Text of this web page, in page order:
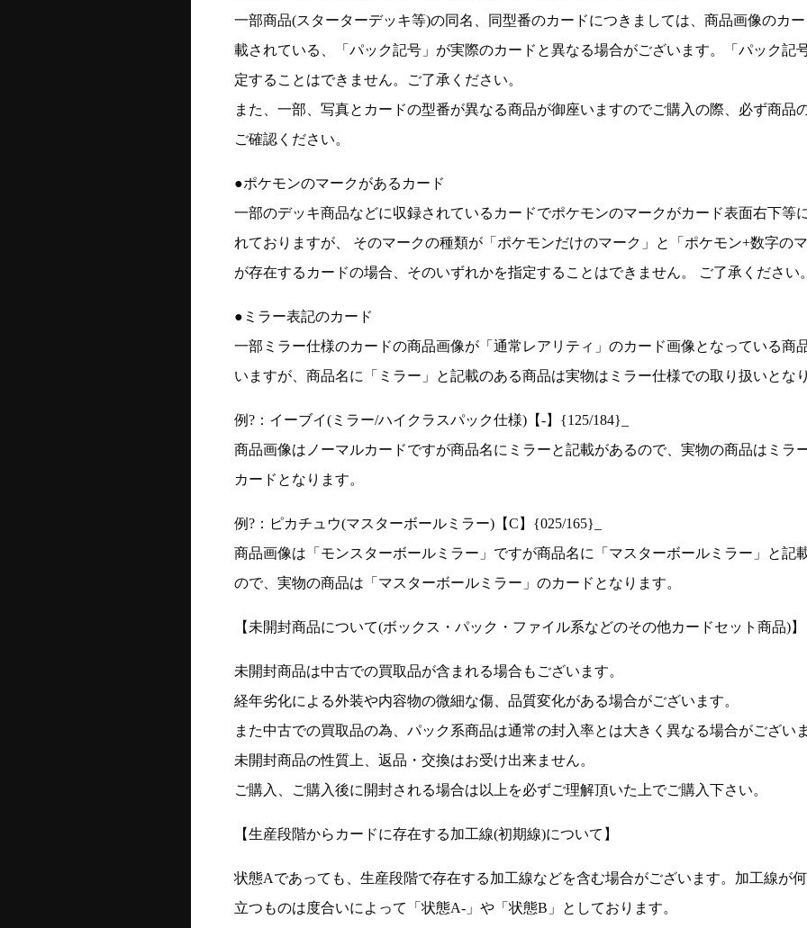
一部商品(スターターデッキ等)の同名、同型番のカードにつきましては、商品画像のカ
載されている、「パック記号」が実際のカードと異なる場合がございます。「パック記
定することはできません。ご了承ください。
また、一部、写真とカードの型番が異なる商品が御座いますのでご購入の際、必ず商品
ご確認ください。
●ポケモンのマークがあるカード
一部のデッキ商品などに収録されているカードでポケモンのマークがカード表面右下等
れておりますが、 そのマークの種類が「ポケモンだけのマーク」と「ポケモン+数字のマ
が存在するカードの場合、そのいずれかを指定することはできません。 ご了承ください
●ミラー表記のカード
一部ミラー仕様のカードの商品画像が「通常レアリティ」のカード画像となっている商
いますが、商品名に「ミラー」と記載のある商品は実物はミラー仕様での取り扱いとなり
例?：イーブイ(ミラー/ハイクラスパック仕様)【-】{125/184}_
商品画像はノーマルカードですが商品名にミラーと記載があるので、実物の商品はミラ
カードとなります。
例?：ピカチュウ(マスターボールミラー)【C】{025/165}_
商品画像は「モンスターボールミラー」ですが商品名に「マスターボールミラー」と記
ので、実物の商品は「マスターボールミラー」のカードとなります。
【未開封商品について(ボックス・パック・ファイル系などのその他カードセット商品)】
未開封商品は中古での買取品が含まれる場合もございます。
経年劣化による外装や内容物の微細な傷、品質変化がある場合がございます。
また中古での買取品の為、パック系商品は通常の封入率とは大きく異なる場合がございま
未開封商品の性質上、返品・交換はお受け出来ません。
ご購入、ご購入後に開封される場合は以上を必ずご理解頂いた上でご購入下さい。
【生産段階からカードに存在する加工線(初期線)について】
状態Aであっても、生産段階で存在する加工線などを含む場合がございます。加工線が何
立つものは度合いによって「状態A-」や「状態B」としております。